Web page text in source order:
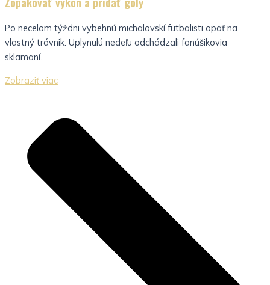
Po necelom týždni vybehnú michalovskí futbalisti opäť na
vlastný trávnik. Uplynulú nedeľu odchádzali fanúšikovia
sklamaní...
Zobraziť viac